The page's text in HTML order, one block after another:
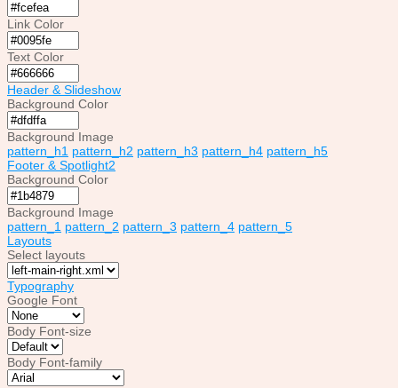
Link Color
Text Color
Header & Slideshow
Background Color
Background Image
pattern_h1 pattern_h2 pattern_h3 pattern_h4 pattern_h5
Footer & Spotlight2
Background Color
Background Image
pattern_1 pattern_2 pattern_3 pattern_4 pattern_5
Layouts
Select layouts
Typography
Google Font
Body Font-size
Body Font-family